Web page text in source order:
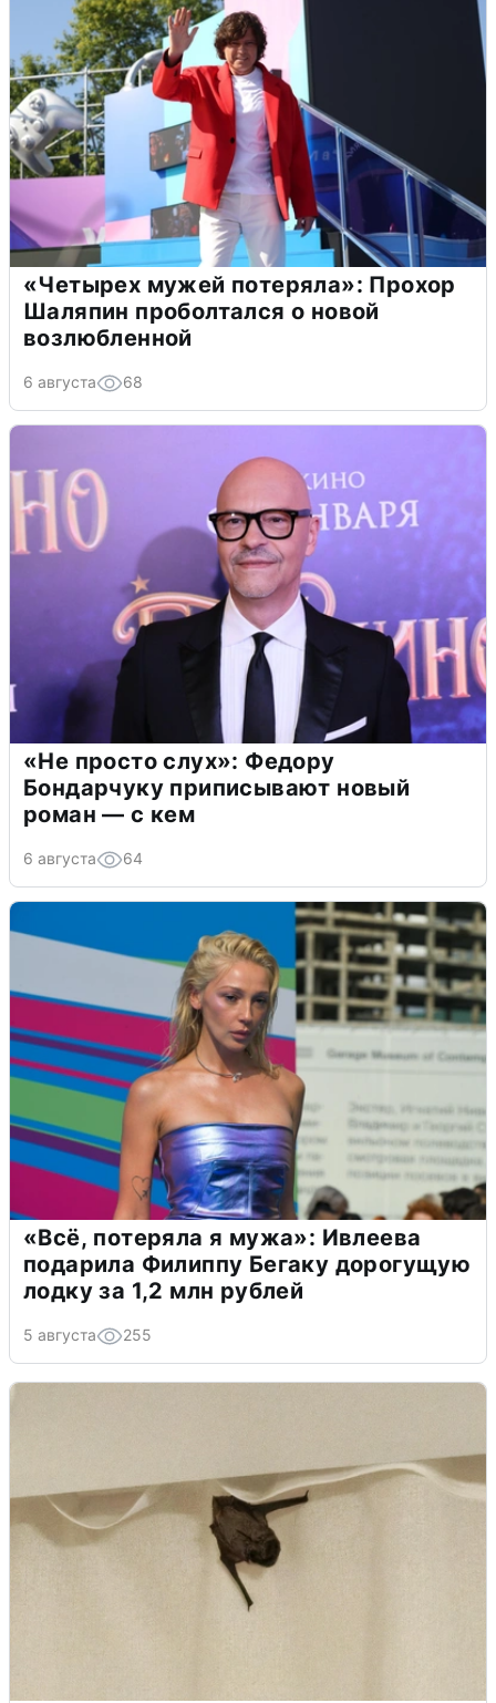
«Четырех мужей потеряла»: Прохор
Шаляпин проболтался о новой
возлюбленной
6 августа 68
«Не просто слух»: Федору
Бондарчуку приписывают новый
роман — с кем
6 августа 64
«Всё, потеряла я мужа»: Ивлеева
подарила Филиппу Бегаку дорогущую
лодку за 1,2 млн рублей
5 августа 255